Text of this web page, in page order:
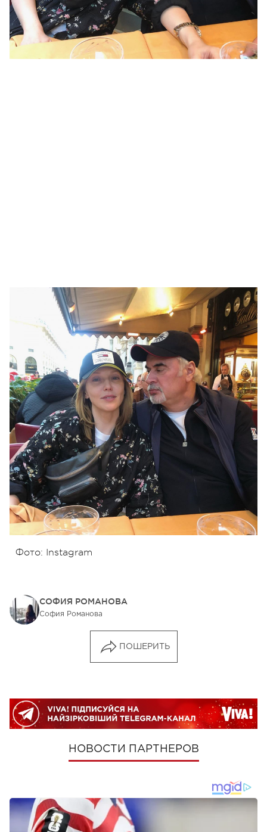
Фото: Instagram
СОФИЯ РОМАНОВА
София Романова
ПОШЕРИТЬ
НОВОСТИ ПАРТНЕРОВ